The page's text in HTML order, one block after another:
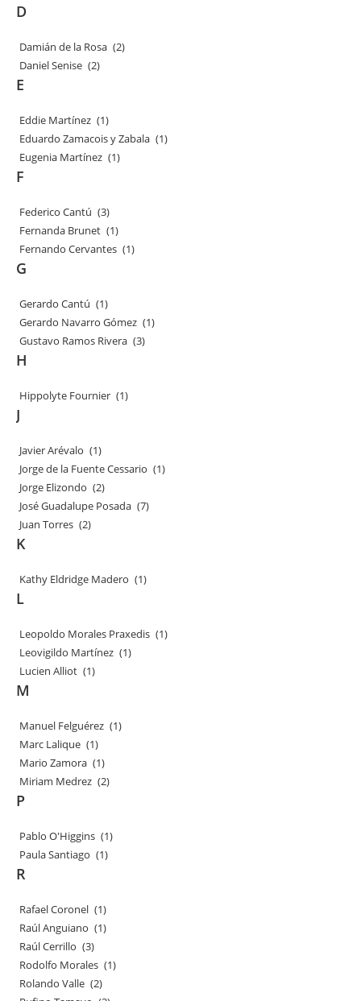
D
Damián de la Rosa (2)
Daniel Senise (2)
E
Eddie Martínez (1)
Eduardo Zamacois y Zabala (1)
Eugenia Martínez (1)
F
Federico Cantú (3)
Fernanda Brunet (1)
Fernando Cervantes (1)
G
Gerardo Cantú (1)
Gerardo Navarro Gómez (1)
Gustavo Ramos Rivera (3)
H
Hippolyte Fournier (1)
J
Javier Arévalo (1)
Jorge de la Fuente Cessario (1)
Jorge Elizondo (2)
José Guadalupe Posada (7)
Juan Torres (2)
K
Kathy Eldridge Madero (1)
L
Leopoldo Morales Praxedis (1)
Leovigildo Martínez (1)
Lucien Alliot (1)
M
Manuel Felguérez (1)
Marc Lalique (1)
Mario Zamora (1)
Miriam Medrez (2)
P
Pablo O'Higgins (1)
Paula Santiago (1)
R
Rafael Coronel (1)
Raúl Anguiano (1)
Raúl Cerrillo (3)
Rodolfo Morales (1)
Rolando Valle (2)